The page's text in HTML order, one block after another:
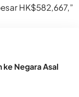
HK$582,667,”
ke Negara Asal